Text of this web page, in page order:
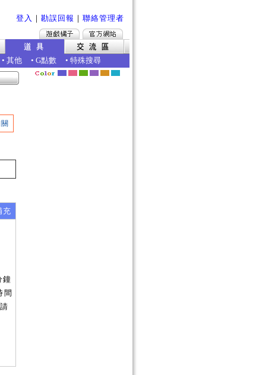
登入 ｜ 勘誤回報 ｜ 聯絡管理者
• 其他 • G點數 • 特殊搜尋
充
鐘
間